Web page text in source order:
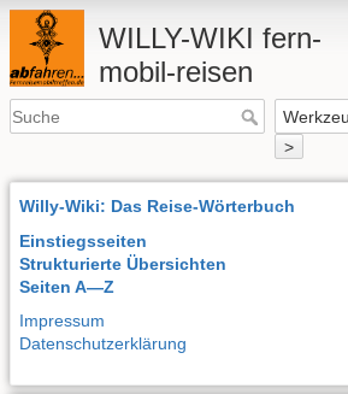
WILLY-WIKI fern-
mobil-reisen
>
Willy-Wiki: Das Reise-Wörterbuch
Einstiegsseiten
Strukturierte Übersichten
Seiten A—Z
Impressum
Datenschutzerklärung